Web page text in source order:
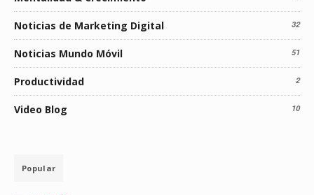
Noticias de Marketing Digital 32
Noticias Mundo Móvil 51
Productividad 2
Video Blog 10
Popular